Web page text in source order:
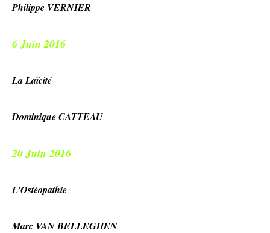
Philippe VERNIER
6 Juin 2016
La Laïcité
Dominique CATTEAU
20 Juin 2016
L’Ostéopathie
Marc VAN BELLEGHEN